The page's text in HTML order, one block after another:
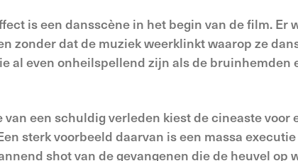
is een dansscène in het begin van de film. Er
zonder dat de muziek weerklinkt waarop ze
al even onheilspellend zijn als de bruinhemden
een schuldig verleden kiest de cineaste voor
sterk voorbeeld daarvan is een massa
shot van de gevangenen die de heuvel op